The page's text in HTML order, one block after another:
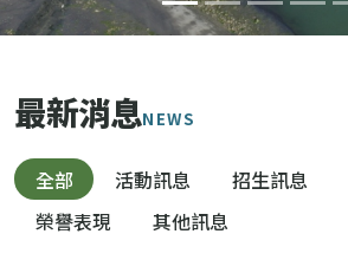
最新消息NEWS
全部 活動訊息 招生訊息
榮譽表現
其他訊息